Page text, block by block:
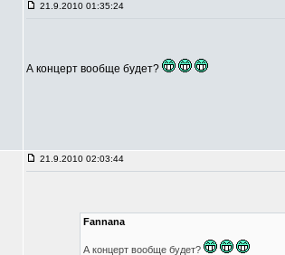
21.9.2010 01:35:24
А концерт вообще будет?
21.9.2010 02:03:44
Fannana
А концерт вообще будет?